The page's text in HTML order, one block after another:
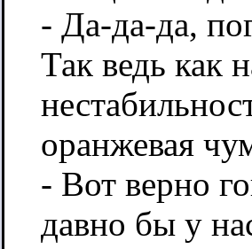
- Да-да-да,
Так ведь как
оранжевая
- Вот верно
давно бы у